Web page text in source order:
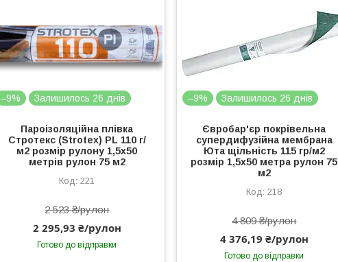
–9% Залишилось 26 днів
Пароізоляційна плівка
Стротекс (Strotex) PL 110 г/
м2 розмір рулону 1,5х50
метрів рулон 75 м2
221
2 523 ₴/рулон
2 295,93 ₴/рулон
Готово до відправки
–9% Залишилось 26 днів
Євробар'єр покрівельна
супердифузійна мембрана
Юта щільність 115 гр/м2
розмір 1,5х50 метра рулон 75
м2
218
4 809 ₴/рулон
4 376,19 ₴/рулон
Готово до відправки